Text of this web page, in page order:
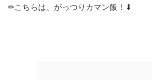
✏︎こちらは、がっつりカマン飯！⬇︎